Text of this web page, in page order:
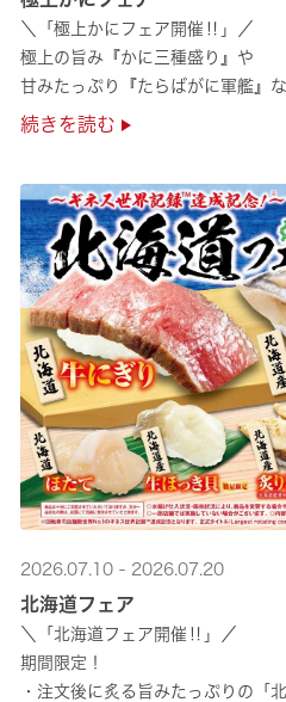
＼「極上かにフェア開催‼」／
極上の旨み『かに三種盛り』や
甘みたっぷり『たらばがに軍艦』
絶品のかにを味わいつくせる！🦀
ぜひくら寿司へお越しください！✨
続きを読む
2026.07.10 - 2026.07.20
北海道フェア
＼「北海道フェア開催‼」／
期間限定！
・注文後に炙る旨みたっぷりの「